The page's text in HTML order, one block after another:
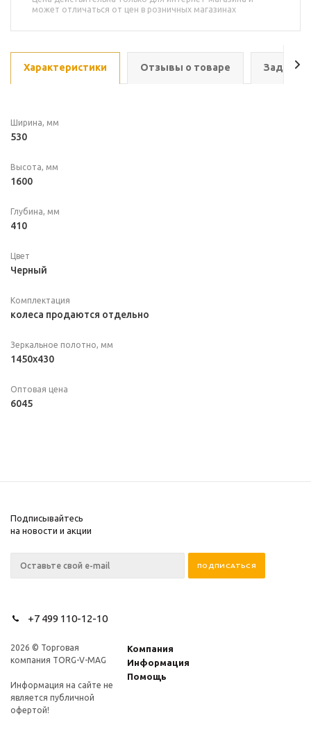
может отличаться от цен в розничных магазинах
Характеристики Отзывы о товаре Задать
Ширина, мм
530
Высота, мм
1600
Глубина, мм
410
Цвет
Черный
Комплектация
колеса продаются отдельно
Зеркальное полотно, мм
1450х430
Оптовая цена
6045
Подписывайтесь
на новости и акции
+7 499 110-12-10
2026 © Торговая
компания TORG-V-MAG
Информация на сайте не
является публичной
офертой!
Компания
Информация
Помощь